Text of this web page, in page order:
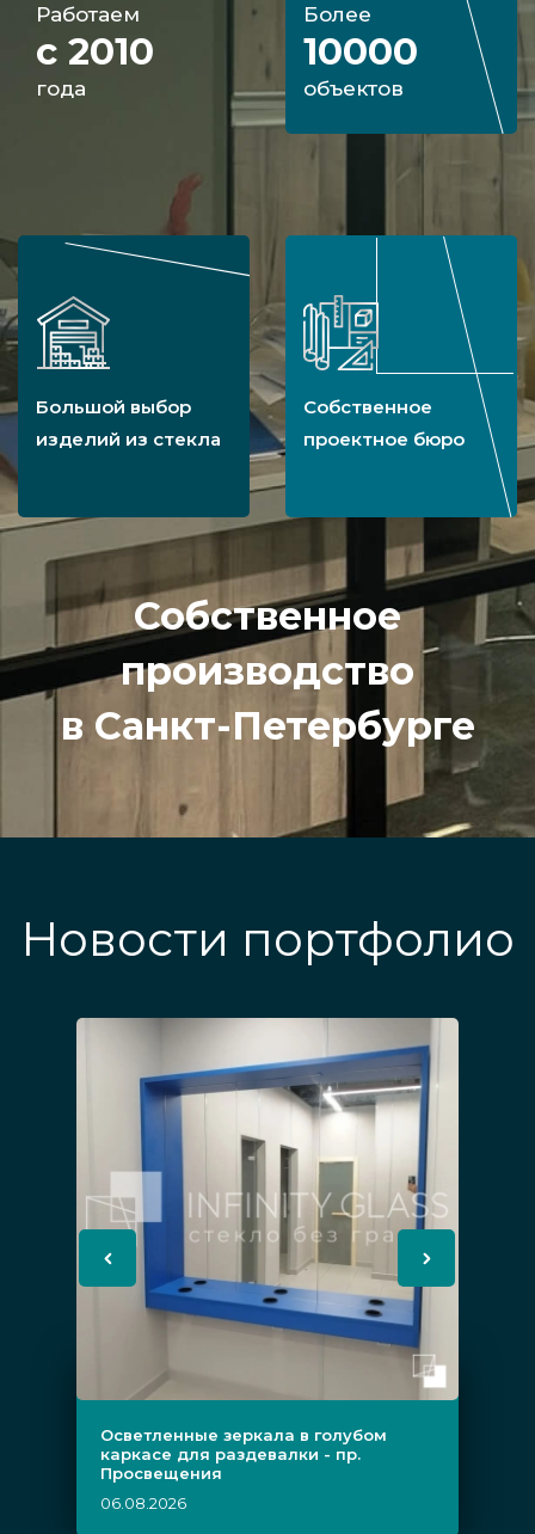
Работаем
с 2010
года
Более
10000
объектов
Большой выбор
изделий из стекла
Собственное
проектное бюро
Собственное
производство
в Санкт-Петербурге
Новости портфолио
Осветленные зеркала в голубом
каркасе для раздевалки - пр.
Просвещения
06.08.2026